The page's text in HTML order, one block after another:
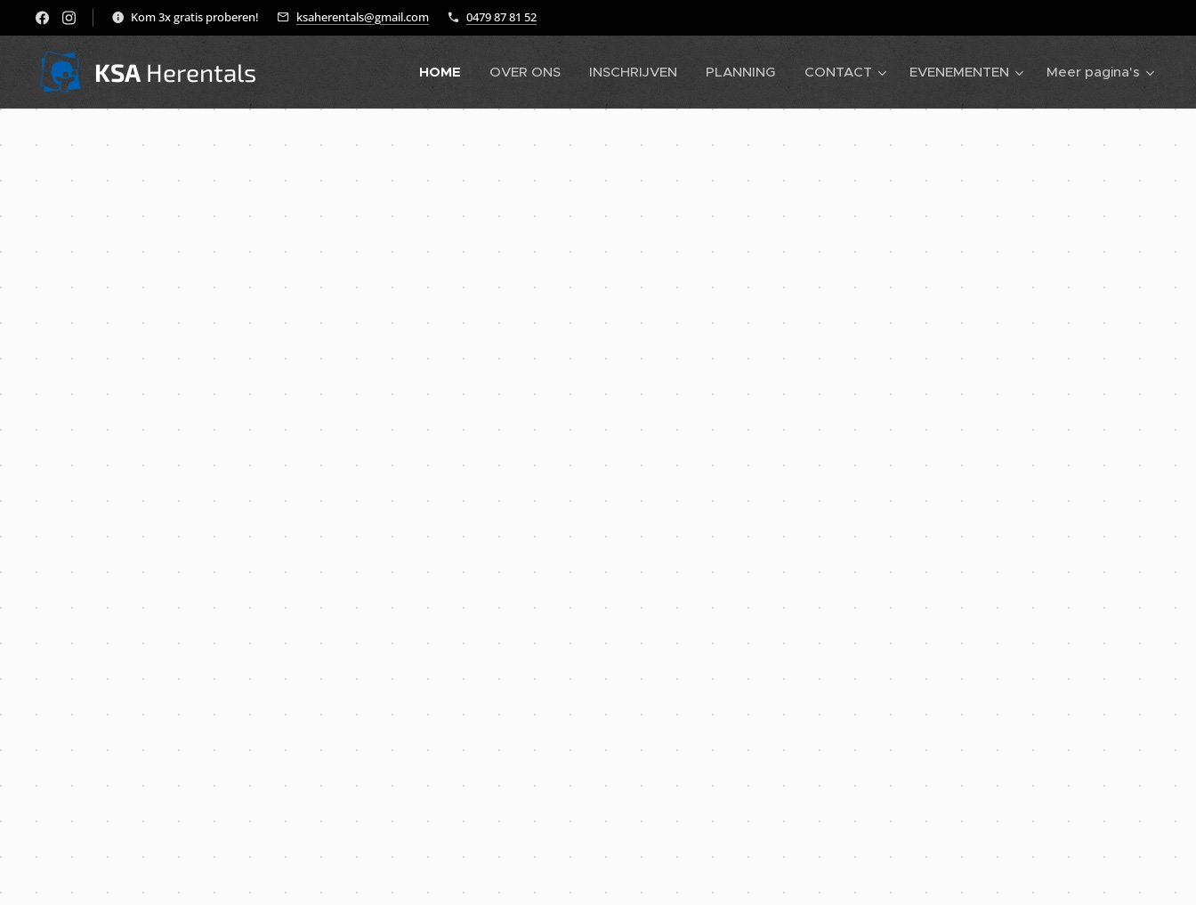
Kom 3x gratis proberen! ksaherentals@gmail.com 0479 87 81 52
KSA Herentals HOME OVER ONS INSCHRIJVEN PLANNING CONTACT EVENEMENTEN Meer pagina's